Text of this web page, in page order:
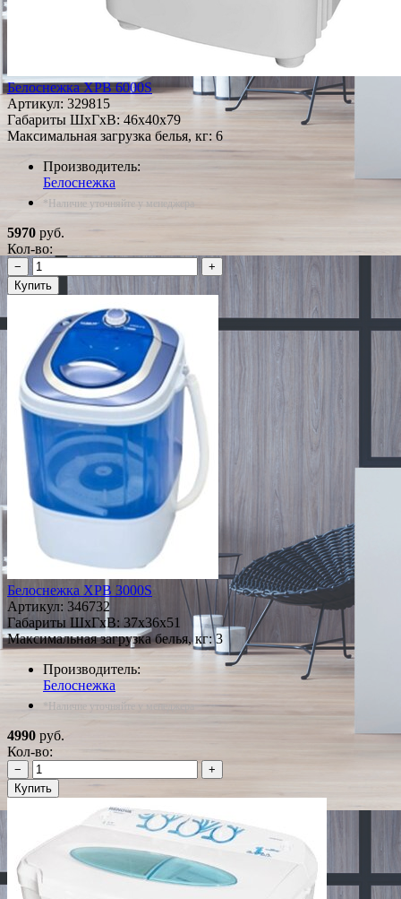
Белоснежка XPB 6000S
Артикул: 329815
Габариты ШxГxВ: 46x40x79
Максимальная загрузка белья, кг: 6
Производитель:
Белоснежка
*Наличие уточняйте у менеджера
5970 руб.
Кол-во:
−
+
Купить
Белоснежка XPB 3000S
Артикул: 346732
Габариты ШxГxВ: 37x36x51
Максимальная загрузка белья, кг: 3
Производитель:
Белоснежка
*Наличие уточняйте у менеджера
4990 руб.
Кол-во:
−
+
Купить